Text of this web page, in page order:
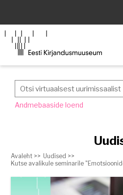
Andmebaaside loend
Avaleht >> Uudised >>
Kutse avalikule seminarile